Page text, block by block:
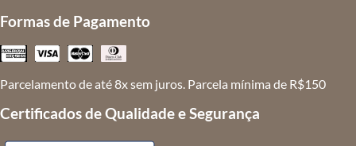
Formas de Pagamento
Parcelamento de até 8x sem juros. Parcela mínima de R$150
Certificados de Qualidade e Segurança